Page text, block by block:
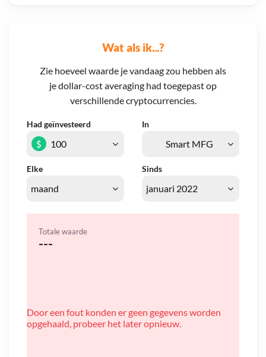
Wat als ik...?
Zie hoeveel waarde je vandaag zou hebben als
je dollar-cost averaging had toegepast op
verschillende cryptocurrencies.
Had geïnvesteerd In
Elke Sinds
$
Totale waarde
---
Door een fout konden er geen gegevens worden
opgehaald, probeer het later opnieuw.